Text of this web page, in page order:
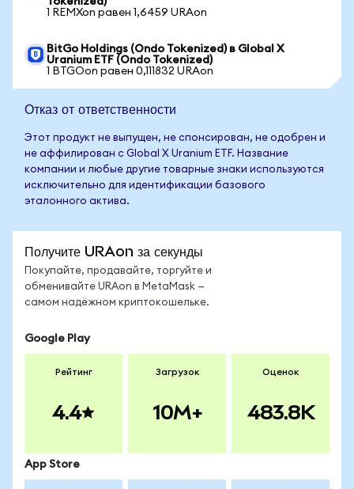
1 REMXon равен 1,6459 URAon
BitGo Holdings (Ondo Tokenized) в Global X
Uranium ETF (Ondo Tokenized)
1 BTGOon равен 0,111832 URAon
Отказ от ответственности
Этот продукт не выпущен, не спонсирован, не одобрен и
не аффилирован с Global X Uranium ETF. Название
компании и любые другие товарные знаки используются
исключительно для идентификации базового
эталонного актива.
Получите URAon за секунды
Покупайте, продавайте, торгуйте и
обменивайте URAon в MetaMask —
самом надёжном криптокошельке.
Google Play
Рейтинг
4.4
Загрузок
10M+
Оценок
483.8K
App Store